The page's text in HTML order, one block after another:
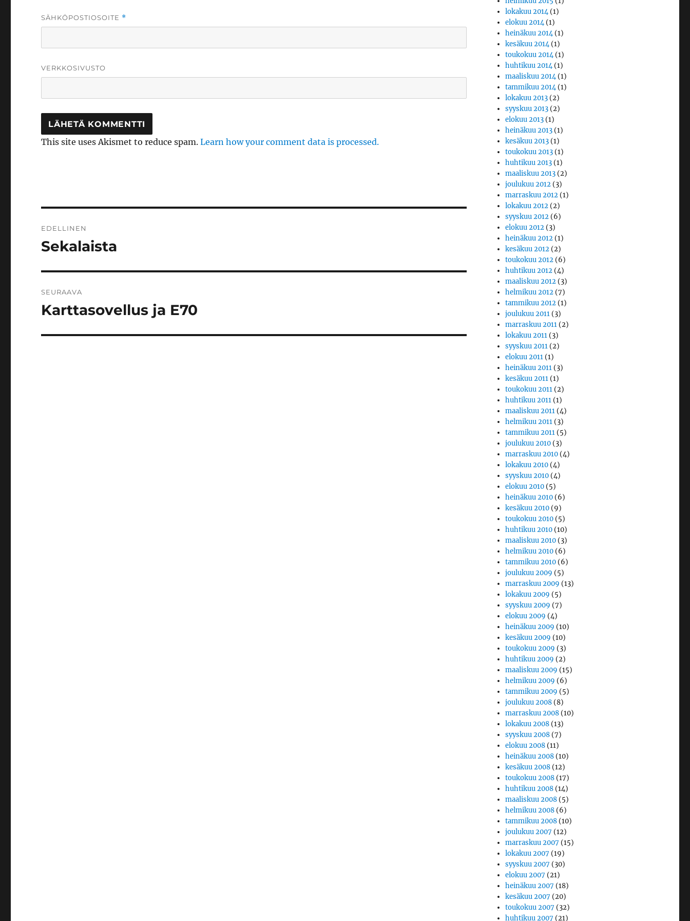
SÄHKÖPOSTIOSOITE *
VERKKOSIVUSTO
This site uses Akismet to reduce spam.Learn how your comment data is processed.
selaus
EDELLINEN
Edellinen
Sekalaista
SEURAAVA
Seuraava
Karttasovellus ja E70
lokakuu 2014(1)
elokuu 2014(1)
heinäkuu 2014(1)
kesäkuu 2014(1)
toukokuu 2014(1)
huhtikuu 2014(1)
maaliskuu 2014(1)
tammikuu 2014(1)
lokakuu 2013 (2)
syyskuu 2013 (2)
elokuu 2013 (1)
heinäkuu 2013 (1)
kesäkuu 2013 (1)
toukokuu 2013 (1)
huhtikuu 2013 (1)
maaliskuu 2013 (2)
joulukuu 2012 (3)
marraskuu 2012 (1)
lokakuu 2012 (2)
syyskuu 2012 (6)
elokuu 2012 (3)
heinäkuu 2012 (1)
kesäkuu 2012 (2)
toukokuu 2012 (6)
huhtikuu 2012 (4)
maaliskuu 2012 (3)
helmikuu 2012 (7)
tammikuu 2012 (1)
joulukuu 2011 (3)
marraskuu 2011 (2)
lokakuu 2011 (3)
syyskuu 2011 (2)
elokuu 2011 (1)
heinäkuu 2011 (3)
kesäkuu 2011 (1)
toukokuu 2011 (2)
huhtikuu 2011 (1)
maaliskuu 2011 (4)
helmikuu 2011 (3)
tammikuu 2011 (5)
joulukuu 2010 (3)
marraskuu 2010 (4)
lokakuu 2010 (4)
syyskuu 2010 (4)
elokuu 2010 (5)
heinäkuu 2010 (6)
kesäkuu 2010 (9)
toukokuu 2010 (5)
huhtikuu 2010 (10)
maaliskuu 2010 (3)
helmikuu 2010 (6)
tammikuu 2010 (6)
joulukuu 2009 (5)
marraskuu 2009 (13)
lokakuu 2009 (5)
syyskuu 2009 (7)
elokuu 2009 (4)
heinäkuu 2009 (10)
kesäkuu 2009 (10)
toukokuu 2009 (3)
huhtikuu 2009 (2)
maaliskuu 2009 (15)
helmikuu 2009 (6)
tammikuu 2009 (5)
joulukuu 2008 (8)
marraskuu 2008 (10)
lokakuu 2008 (13)
syyskuu 2008 (7)
elokuu 2008 (11)
heinäkuu 2008 (10)
kesäkuu 2008 (12)
toukokuu 2008 (17)
huhtikuu 2008 (14)
maaliskuu 2008 (5)
helmikuu 2008 (6)
tammikuu 2008 (10)
joulukuu 2007 (12)
marraskuu 2007 (15)
lokakuu 2007 (19)
syyskuu 2007 (30)
elokuu 2007 (21)
heinäkuu 2007 (18)
kesäkuu 2007 (20)
toukokuu 2007 (32)
huhtikuu 2007 (21)